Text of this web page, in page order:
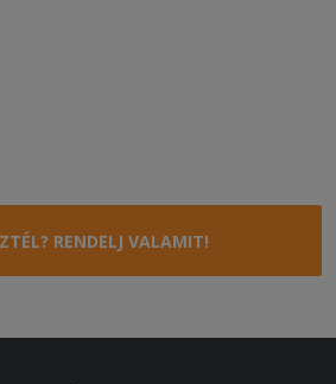
RENDELJ VALAMIT!